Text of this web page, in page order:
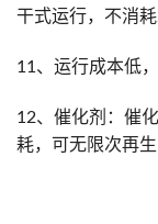
干式运行，不消
11、运行成本低
12、催化剂：催
耗，可无限次再生